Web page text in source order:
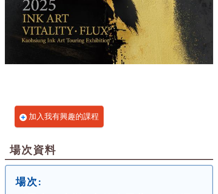
加入我有興趣的課程
場次資料
場次: